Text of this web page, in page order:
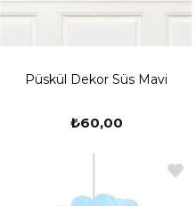
Püskül Dekor Süs Mavi
₺60,00